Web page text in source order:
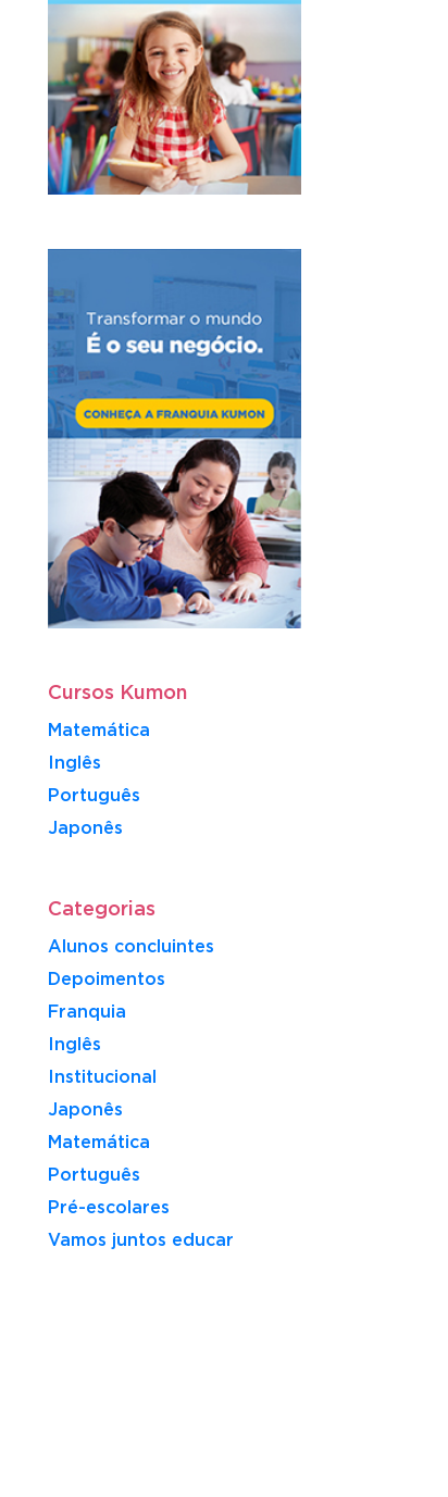
Cursos Kumon
Matemática
Inglês
Português
​Japonês
Categorias
Alunos concluintes
Depoimentos
Franquia
Inglês
Institucional
Japonês
Matemática
Português
Pré-escolares
Vamos juntos educar